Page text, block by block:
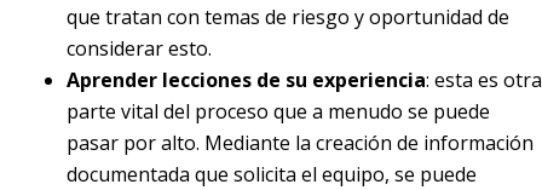
que tratan con temas de riesgo y oportunidad de
considerar esto.
Aprender lecciones de su experiencia: esta es otra
parte vital del proceso que a menudo se puede
pasar por alto. Mediante la creación de información
documentada que solicita el equipo, se puede